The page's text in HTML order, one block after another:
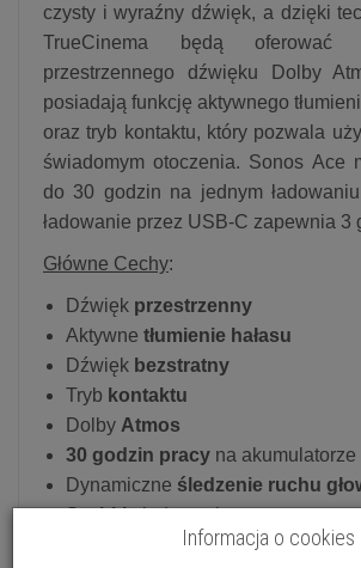
czysty i wyraźny dźwięk, a dzięki
TrueCinema będą oferować
przestrzennego dźwięku Dolby
posiadają funkcję aktywnego
oraz tryb kontaktu, który pozwala
świadomym otoczenia. Sonos Ace
do 30 godzin na jednym
ładowanie przez USB-C zapewnia 3
Główne Cechy:
Dźwięk przestrzenny
Aktywne tłumienie hałasu
Dźwięk bezstratny
Tryb kontaktu
Dolby Atmos
30 godzin pracy na akumulatorze
Dynamiczne śledzenie ruchu
Szybkieładowanie
i 3.5 mmInformacja o cookies